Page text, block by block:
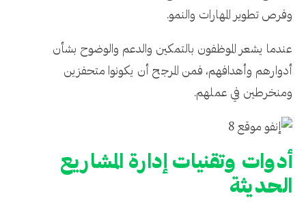
وفرص تطوير المهارات والنمو.
عندما يشعر الموظفون بالتمكين والدعم والوضوح بشأن
أدوارهم وأهدافهم، فمن المرجح أن يكونوا متحفزين
ومنخرطين في عملهم.
أدوات وتقنيات إدارة المشاريع
الحديثة